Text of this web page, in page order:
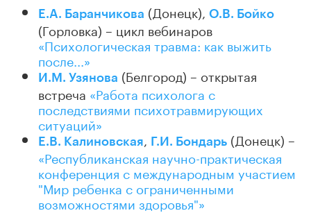
Е.А. Баранчикова (Донецк), О.В. Бойко
(Горловка) – цикл вебинаров
«Психологическая травма: как выжить
после...»
И.М. Узянова (Белгород) – открытая
встреча «Работа психолога с
последствиями психотравмирующих
ситуаций»
Е.В. Калиновская Г.И. Бондарь (Донецк) –
«Республиканская научно-практическая
конференция с международным участием
"Мир ребенка с ограниченными
возможностями здоровья"»